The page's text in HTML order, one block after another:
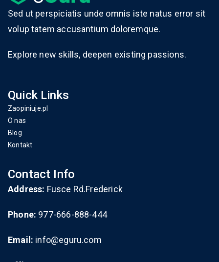
Sed ut perspiciatis unde omnis iste natus error sit
volup tatem accusantium doloremque.
Explore new skills, deepen existing passions.
Quick Links
Zaopiniuje.pl
O nas
Blog
Kontakt
Contact Info
Address: Fusce Rd.Frederick
Phone: 977-666-888-444
Email: info@eguru.com